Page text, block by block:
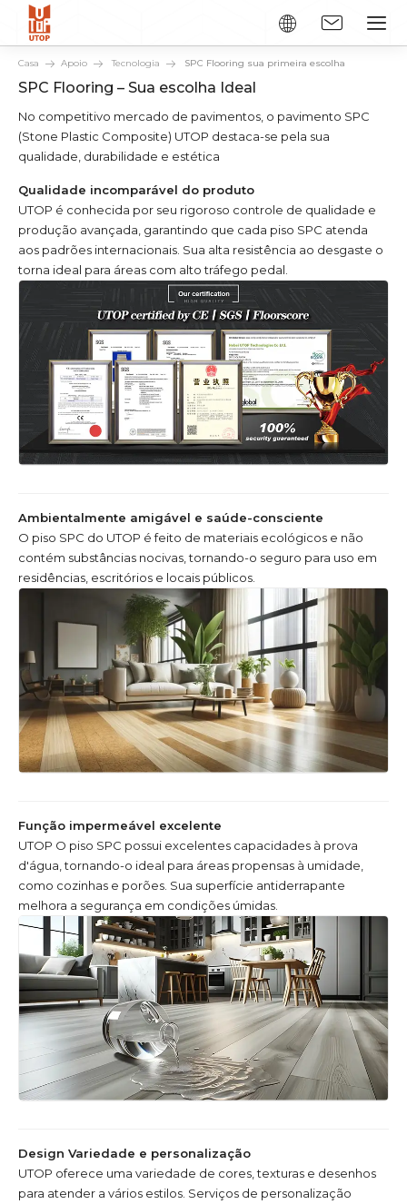
Casa Apoio Tecnologia SPC Flooring sua primeira escolha
SPC Flooring – Sua escolha Ideal
No competitivo mercado de pavimentos, o pavimento SPC
(Stone Plastic Composite) UTOP destaca-se pela sua
qualidade, durabilidade e estética
Qualidade incomparável do produto
UTOP é conhecida por seu rigoroso controle de qualidade e
produção avançada, garantindo que cada piso SPC atenda
aos padrões internacionais. Sua alta resistência ao desgaste o
torna ideal para áreas com alto tráfego pedal.
Ambientalmente amigável e saúde-consciente
O piso SPC do UTOP é feito de materiais ecológicos e não
contém substâncias nocivas, tornando-o seguro para uso em
residências, escritórios e locais públicos.
Função impermeável excelente
UTOP O piso SPC possui excelentes capacidades à prova
d'água, tornando-o ideal para áreas propensas à umidade,
como cozinhas e porões. Sua superfície antiderrapante
melhora a segurança em condições úmidas.
Design Variedade e personalização
UTOP oferece uma variedade de cores, texturas e desenhos
para atender a vários estilos. Serviços de personalização